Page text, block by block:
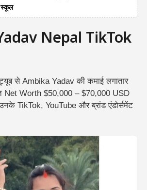
Nepal TikTok
से Ambika Yadav की कमाई लगातार
Net Worth $50,000 – $70,000 USD
TikTok, YouTube और ब्रांड एंडोर्समेंट